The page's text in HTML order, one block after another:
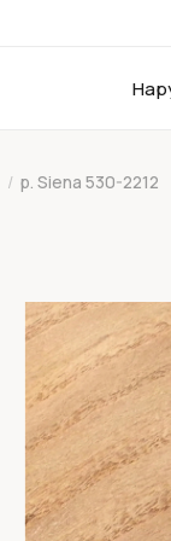
/ р. Siena 530-2212